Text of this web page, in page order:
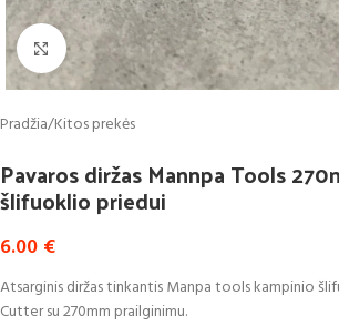
Click to enlarge
Pradžia/Kitos prekės
Pavaros diržas Mannpa Tools
šlifuoklio priedui
6.00 €
Atsarginis diržas tinkantis Manpa tools kampinio
Cutter su 270mm prailginimu.